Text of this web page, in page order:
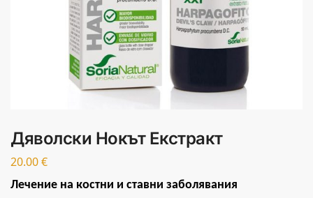
Дяволски Нокът Екстракт
20.00€
Лечение на костни и ставни заболявания